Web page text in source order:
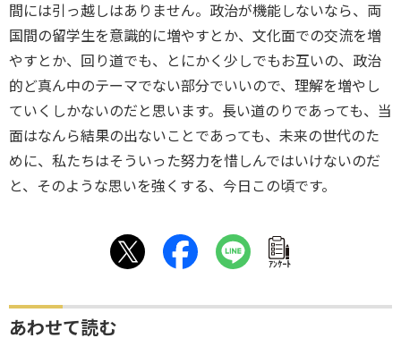
間には引っ越しはありません。政治が機能しないなら、両
国間の留学生を意識的に増やすとか、 文化面での交流を増
やすとか、回り道でも、とにかく少しでもお互いの、 政治
的ど真ん中のテーマでない部分でいいので、理解を増やし
ていくしかないのだと思います。 長い道のりであっても、当
面はなんら結果の出ないことであっても、 未来の世代のた
めに、私たちはそういった努力を惜しんではいけないのだ
と、 そのような思いを強くする、今日この頃です。
ｱﾝｹｰﾄ
あわせて読む